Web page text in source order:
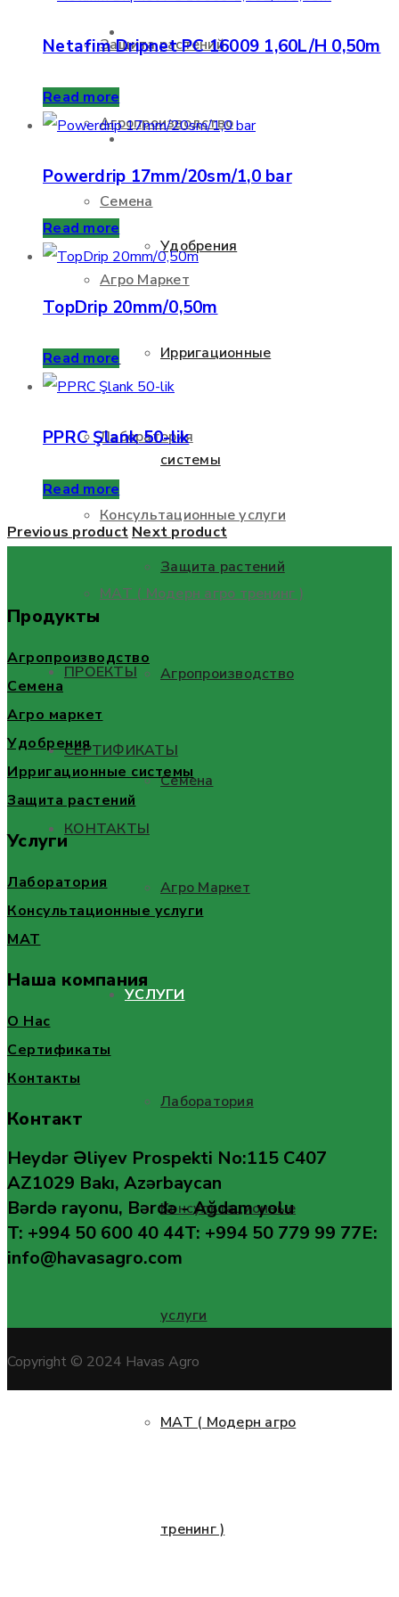
Защита растений
Агропроизводство
Семена
Агро Маркет
УСЛУГИ
Лаборатория
Консультационные услуги
МАТ ( Модерн агро тренинг )
ПРОЕКТЫ
СЕРТИФИКАТЫ
КОНТАКТЫ
Удобрения
Ирригационные
системы
Защита растений
Агропроизводство
Семена
Агро Маркет
УСЛУГИ
Лаборатория
Консультационные
услуги
МАТ ( Модерн агро
тренинг )
Netafim Dripnet PC 16009 1,60L/H 0,50m
Read more
Powerdrip 17mm/20sm/1,0 bar
Read more
TopDrip 20mm/0,50m
Read more
PPRC Şlank 50-lik
Read more
Previous product Next product
Продукты
Агропроизводство
Семена
Агро маркет
Удобрения
Ирригационные системы
Защита растений
Услуги
Лаборатория
Консультационные услуги
MAT
Наша компания
О Нас
Сертификаты
Контакты
Контакт
Heydər Əliyev Prospekti No:115 C407
AZ1029 Bakı, Azərbaycan
Bərdə rayonu, Bərdə - Ağdam yolu
T: +994 50 600 40 44T: +994 50 779 99 77E:
info@havasagro.com
Copyright © 2024 Havas Agro